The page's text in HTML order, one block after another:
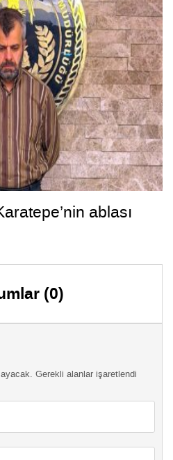
ablası
(0)
Gerekli alanlar işaretlendi